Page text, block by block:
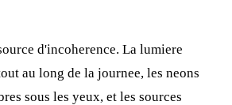
d'incoherence. La lumiere
au long de la journee, les neons
sous les yeux, et les sources